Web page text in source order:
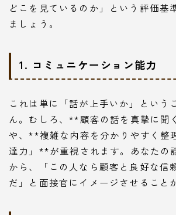
どこを見ているのか」という評価基
ましょう。
1. コミュニケーション能力
これは単に「話が上手いか」という
ん。むしろ、**顧客の話を真摯に聞
や、**複雑な内容を分かりやすく整
達力」**が重視されます。あなたの
から、「この人なら顧客と良好な信
だ」と面接官にイメージさせること